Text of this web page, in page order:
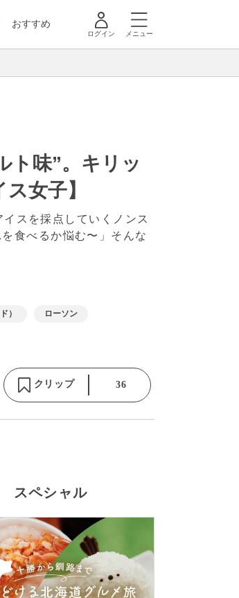
おすすめ
ログイン メニュー
ト味”。キリッ
女子】
スを採点していくノンス
食べるか悩む〜」そんな
） ローソン
クリップ 36
スペシャル